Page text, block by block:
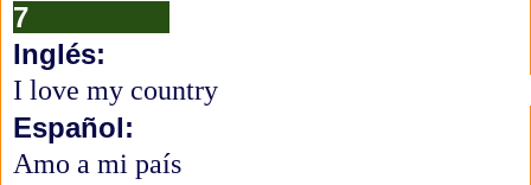
7
Inglés:
Español:
Amo a mi país